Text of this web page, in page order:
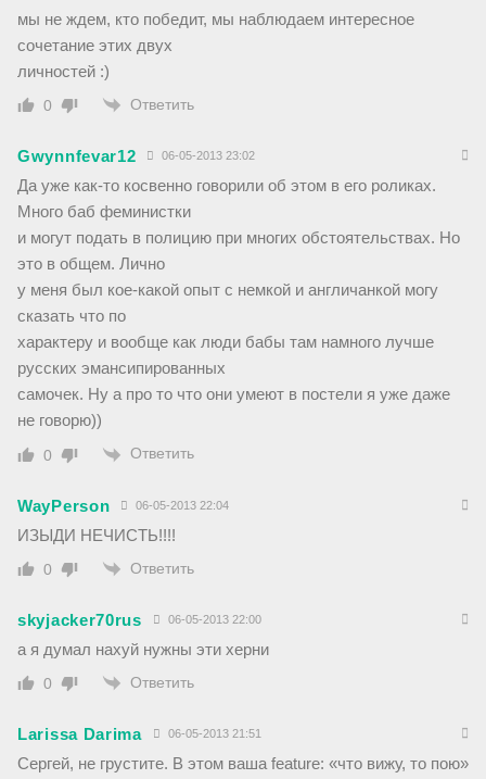
мы не ждем, кто победит, мы наблюдаем интересное
сочетание этих двух
личностей :)
0 Ответить
Gwynnfevar12 06-05-2013 23:02
Да уже как-то косвенно говорили об этом в его роликах.
Много баб феминистки
и могут подать в полицию при многих обстоятельствах. Но
это в общем. Лично
у меня был кое-какой опыт с немкой и англичанкой могу
сказать что по
характеру и вообще как люди бабы там намного лучше
русских эмансипированных
самочек. Ну а про то что они умеют в постели я уже даже
не говорю))
0 Ответить
WayPerson 06-05-2013 22:04
ИЗЫДИ НЕЧИСТЬ!!!!
0 Ответить
skyjacker70rus 06-05-2013 22:00
а я думал нахуй нужны эти херни
0 Ответить
Larissa Darima 06-05-2013 21:51
Сергей, не грустите. В этом ваша feature: «что вижу, то пою»